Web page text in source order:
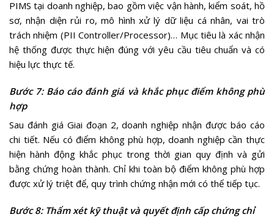
PIMS tại doanh nghiệp, bao gồm việc vận hành, kiểm soát, hồ
sơ, nhận diện rủi ro, mô hình xử lý dữ liệu cá nhân, vai trò
trách nhiệm (PII Controller/Processor)… Mục tiêu là xác nhận
hệ thống được thực hiện đúng với yêu cầu tiêu chuẩn và có
hiệu lực thực tế.
Bước 7: Báo cáo đánh giá và khắc phục điểm không phù
hợp
Sau đánh giá Giai đoạn 2, doanh nghiệp nhận được báo cáo
chi tiết. Nếu có điểm không phù hợp, doanh nghiệp cần thực
hiện hành động khắc phục trong thời gian quy định và gửi
bằng chứng hoàn thành. Chỉ khi toàn bộ điểm không phù hợp
được xử lý triệt để, quy trình chứng nhận mới có thể tiếp tục.
Bước 8: Thẩm xét kỹ thuật và quyết định cấp chứng chỉ